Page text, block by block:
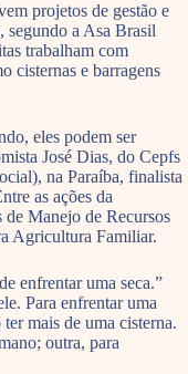
projetos de gestão e
segundo a Asa Brasil
trabalham com
cisternas e barragens
eles podem ser
José Dias, do Cepfs
na Paraíba, finalista
as ações da
de Manejo de Recursos
Agricultura Familiar.
enfrentar uma seca.”
Para enfrentar uma
mais de uma cisterna.
outra, para